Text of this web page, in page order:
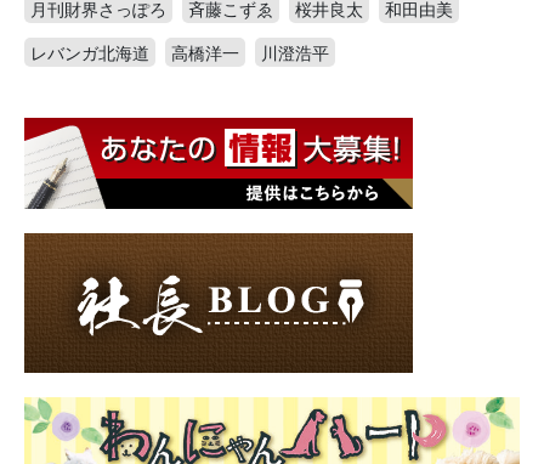
月刊財界さっぽろ
斉藤こずゑ 桜井良太
和田由美
レバンガ北海道
高橋洋一 川澄浩平